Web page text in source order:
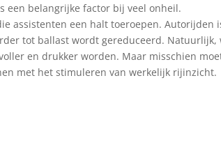
een belangrijke factor bij veel onheil.
assistenten een halt toeroepen.
tot ballast wordt gereduceerd. Natuurlijk,
en drukker worden. Maar misschien
met het stimuleren van werkelijk rijinzicht.